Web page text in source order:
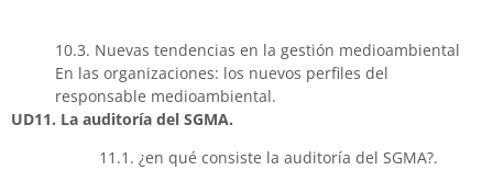
10.3. Nuevas tendencias en la gestión medioambiental
En las organizaciones: los nuevos perfiles del
responsable medioambiental.
UD11. La auditoría del SGMA.
11.1. ¿en qué consiste la auditoría del SGMA?.